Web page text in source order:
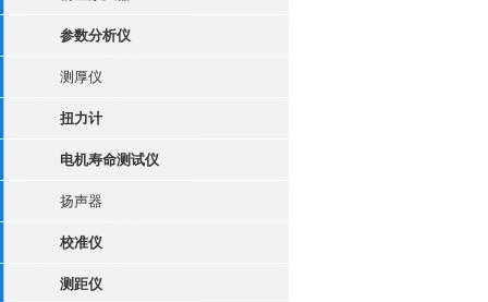
参数分析仪
测厚仪
扭力计
电机寿命测试仪
扬声器
校准仪
测距仪